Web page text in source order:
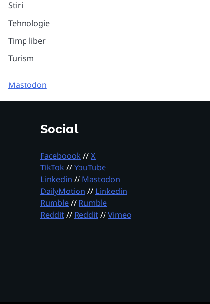
Stiri
Tehnologie
Timp liber
Turism
Mastodon
Social
Faceboook//X
TikTok//YouTube
Linkedin // Mastodon
DailyMotion // Linkedin
Rumble// Rumble
Reddit// Reddit//Vimeo